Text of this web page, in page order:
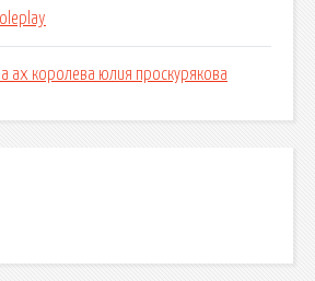
ах королева юлия проскурякова